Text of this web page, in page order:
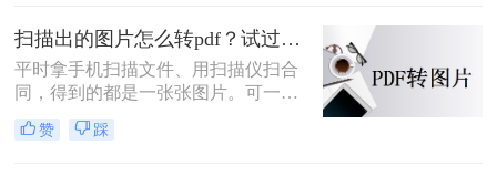
同的需求选择最合适的方式。
扫描出的图片怎么转pdf？试过好用的几个办法！
平时拿手机扫描文件、用扫描仪扫合
同，得到的都是一张张图片。可一旦
要发给别人、归档保存或者打印出
来，PDF格式明显更正式、也更方
赞 踩